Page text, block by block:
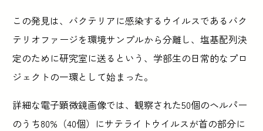
この発見は、バクテリアに感染するウイルスであるバク
テリオファージを環境サンプルから分離し、塩基配列決
定のために研究室に送るという、学部生の日常的なプロ
ジェクトの一環として始まった。
詳細な電子顕微鏡画像では、観察された50個のヘルパー
のうち80%（40個）にサテライトウイルスが首の部分に